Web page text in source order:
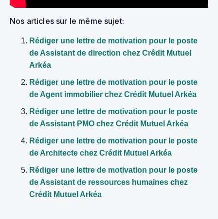
Nos articles sur le même sujet:
Rédiger une lettre de motivation pour le poste
de Assistant de direction chez Crédit Mutuel
Arkéa
Rédiger une lettre de motivation pour le poste
de Agent immobilier chez Crédit Mutuel Arkéa
Rédiger une lettre de motivation pour le poste
de Assistant PMO chez Crédit Mutuel Arkéa
Rédiger une lettre de motivation pour le poste
de Architecte chez Crédit Mutuel Arkéa
Rédiger une lettre de motivation pour le poste
de Assistant de ressources humaines chez
Crédit Mutuel Arkéa